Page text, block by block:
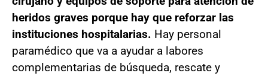
heridos graves porque hay que reforzar las
instituciones hospitalarias. Hay personal
paramédico que va a ayudar a labores
complementarias de búsqueda, rescate y